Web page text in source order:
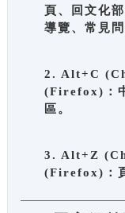
頁、回文化
導覽、常見問
2. Alt+C
(Firefox)：
區。
3. Alt+Z
(Firefox)：